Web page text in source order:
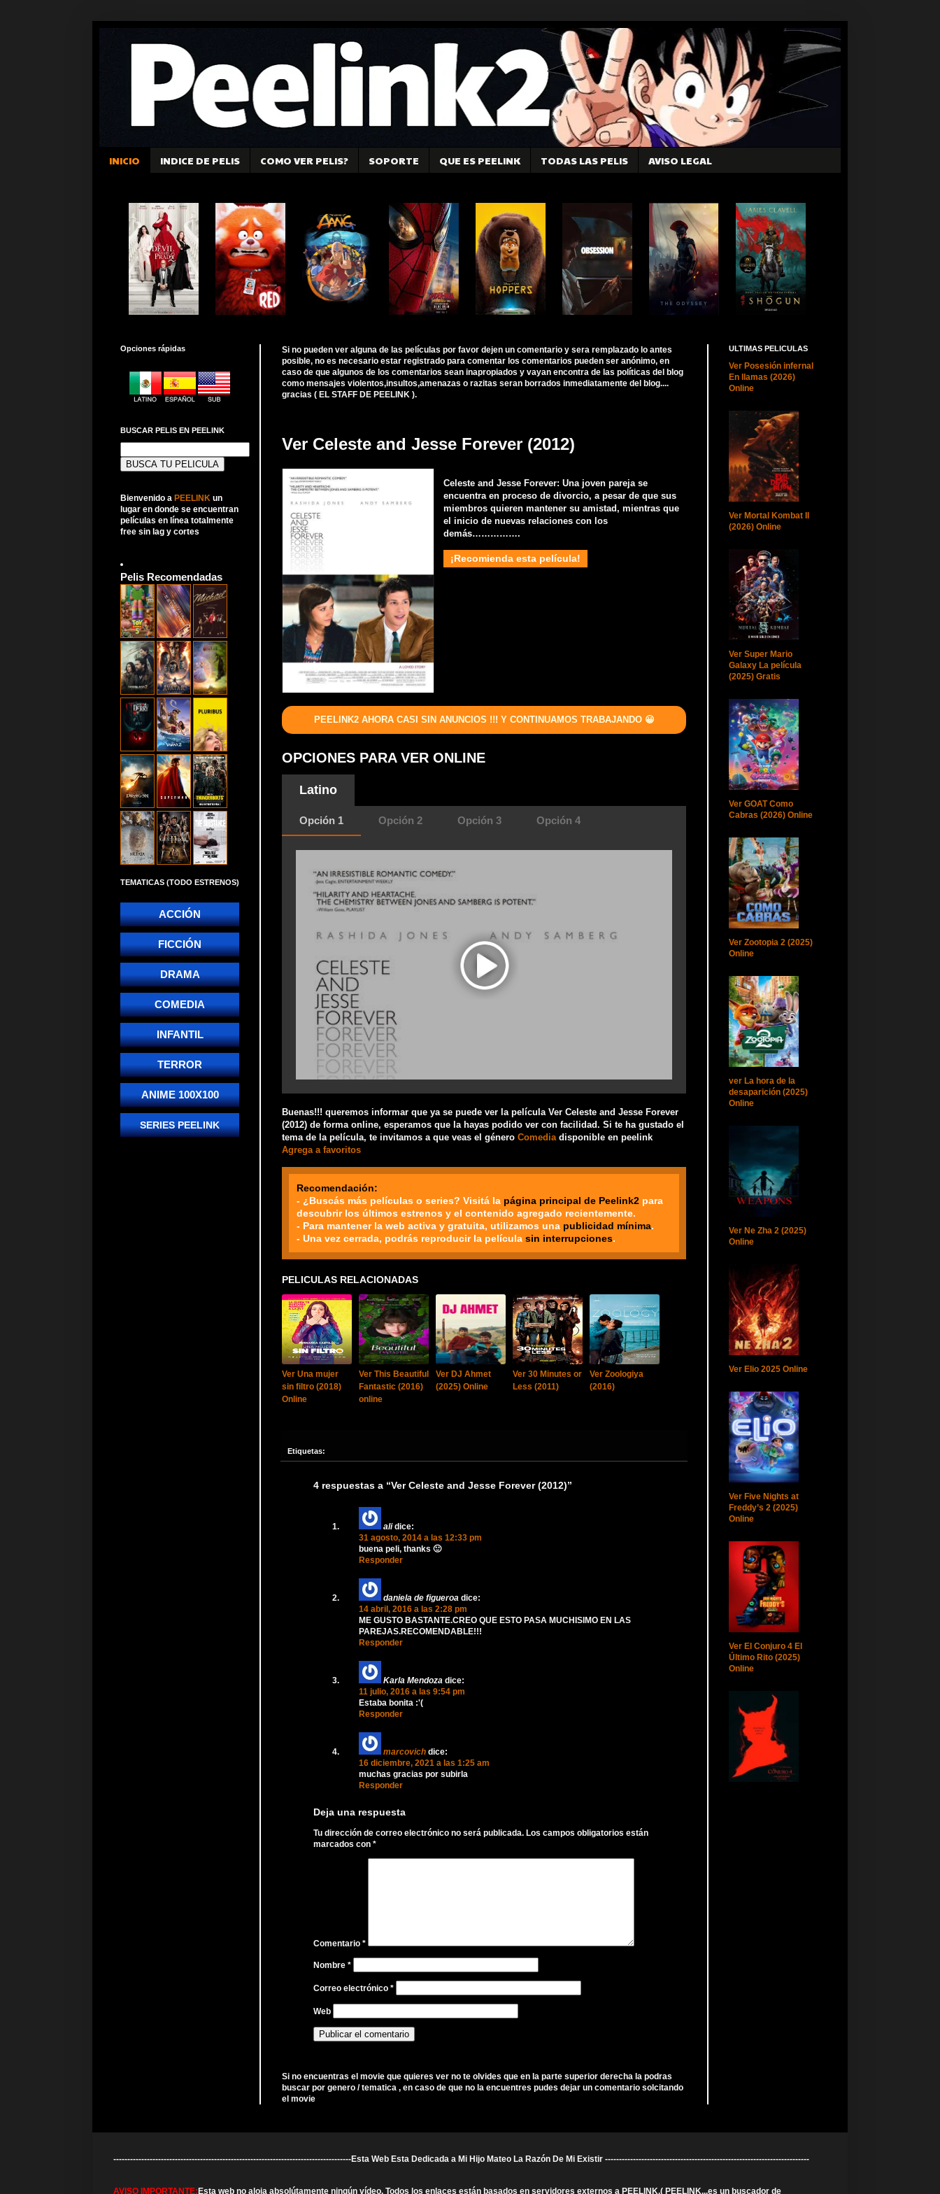
INICIO INDICE DE PELIS COMO VER PELIS? SOPORTE QUE ES PEELINK TODAS LAS PELIS AVISO LEGAL
Si no pueden ver alguna de las películas por favor dejen un comentario y sera remplazado lo antes
posible, no es necesario estar registrado para comentar los comentarios pueden ser anónimo, en
caso de que algunos de los comentarios sean inapropiados y vayan encontra de las políticas del blog
como mensajes violentos,insultos,amenazas o razitas seran borrados inmediatamente del blog....
gracias ( EL STAFF DE PEELINK ).
Ver Celeste and Jesse Forever (2012)
Celeste and Jesse Forever: Una joven pareja se
encuentra en proceso de divorcio, a pesar de que sus
miembros quieren mantener su amistad, mientras que
el inicio de nuevas relaciones con los
demás…………….
¡Recomienda esta película!
PEELINK2 AHORA CASI SIN ANUNCIOS !!! Y CONTINUAMOS TRABAJANDO 😀
OPCIONES PARA VER ONLINE
Latino
Opción 1 Opción 2 Opción 3 Opción 4
Buenas!!! queremos informar que ya se puede ver la película Ver Celeste and Jesse Forever
(2012) de forma online, esperamos que la hayas podido ver con facilidad. Si te ha gustado el
tema de la película, te invitamos a que veas el género Comediadisponible en peelink
Agrega a favoritos
Recomendación:
- ¿Buscás más películas o series? Visitá la página principal de Peelink2 para
descubrir los últimos estrenos y el contenido agregado recientemente.
- Para mantener la web activa y gratuita, utilizamos una publicidad mínima.
- Una vez cerrada, podrás reproducir la película sin interrupciones.
PELICULAS RELACIONADAS
Ver Una mujer
sin filtro (2018)
Online
Ver This Beautiful
Fantastic (2016)
online
Ver DJ Ahmet
(2025) Online
Ver 30 Minutes or
Less (2011)
Ver Zoologiya
(2016)
Etiquetas:
4 respuestas a “Ver Celeste and Jesse Forever (2012)”
ali dice:
31 agosto, 2014 a las 12:33 pm
buena peli, thanks 🙂
Responder
daniela de figueroa dice:
14 abril, 2016 a las 2:28 pm
ME GUSTO BASTANTE.CREO QUE ESTO PASA MUCHISIMO EN LAS
PAREJAS.RECOMENDABLE!!!
Responder
Karla Mendoza dice:
11 julio, 2016 a las 9:54 pm
Estaba bonita :'(
Responder
marcovich dice:
16 diciembre, 2021 a las 1:25 am
muchas gracias por subirla
Responder
Deja una respuesta
Tu dirección de correo electrónico no será publicada. Los campos obligatorios están
marcados con *
Comentario *
Nombre *
Correo electrónico *
Web
Si no encuentras el movie que quieres ver no te olvides que en la parte superior derecha la podras
buscar por genero / tematica , en caso de que no la encuentres pudes dejar un comentario solcitando
el movie
Opciones rápidas
BUSCAR PELIS EN PEELINK
Bienvenido a PEELINK un
lugar en donde se encuentran
películas en línea totalmente
free sin lag y cortes
Pelis Recomendadas
TEMATICAS (TODO ESTRENOS)
ACCIÓN
FICCIÓN
DRAMA
COMEDIA
INFANTIL
TERROR
ANIME 100X100
SERIES PEELINK
ULTIMAS PELICULAS
Ver Posesión infernal
En llamas (2026)
Online
Ver Mortal Kombat II
(2026) Online
Ver Super Mario
Galaxy La película
(2025) Gratis
Ver GOAT Como
Cabras (2026) Online
Ver Zootopia 2 (2025)
Online
ver La hora de la
desaparición (2025)
Online
Ver Ne Zha 2 (2025)
Online
Ver Elio 2025 Online
Ver Five Nights at
Freddy’s 2 (2025)
Online
Ver El Conjuro 4 El
Último Rito (2025)
Online
-------------------------------------------------------------------------------------Esta Web Esta Dedicada a Mi Hijo Mateo La Razón De Mi Existir -------------------------------------------------------------------------
AVISO IMPORTANTE: Esta web no aloja absolútamente ningún vídeo. Todos los enlaces están basados en servidores externos a PEELINK.( PEELINK...es un buscador de